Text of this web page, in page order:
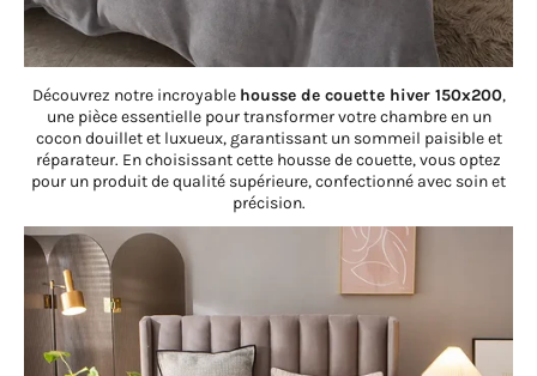
Découvrez notre incroyable housse de couette hiver 150x200,
une pièce essentielle pour transformer votre chambre en un
cocon douillet et luxueux, garantissant un sommeil paisible et
réparateur. En choisissant cette housse de couette, vous optez
pour un produit de qualité supérieure, confectionné avec soin et
précision.